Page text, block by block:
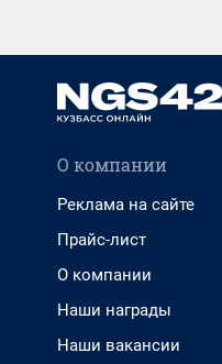
О компании
Реклама на сайте
Прайс-лист
О компании
Наши награды
Наши вакансии